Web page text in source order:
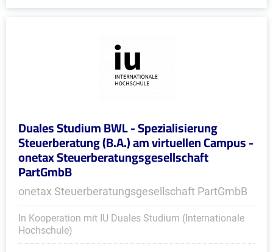
Duales Studium BWL - Spezialisierung
Steuerberatung (B.A.) am virtuellen Campus -
onetax Steuerberatungsgesellschaft
PartGmbB
onetax Steuerberatungsgesellschaft PartGmbB
In Kooperation mit IU Duales Studium (Internationale
Hochschule)